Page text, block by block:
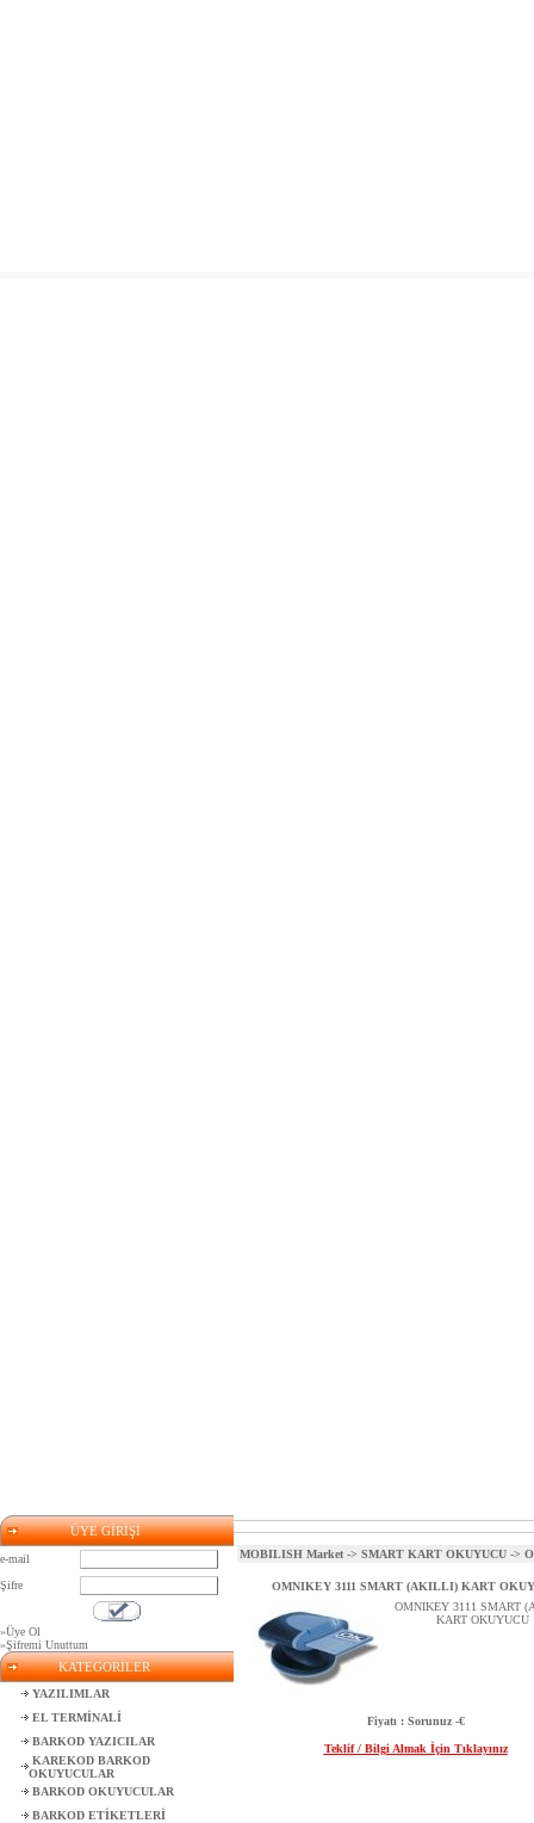
ÜYE GİRİŞİ
e-mail
Şifre
»Üye Ol
»Şifremi Unuttum
KATEGORİLER
YAZILIMLAR
EL TERMİNALİ
BARKOD YAZICILAR
KAREKOD BARKOD
OKUYUCULAR
BARKOD OKUYUCULAR
BARKOD ETİKETLERİ
MOBILISH Market -> SMART KART OKUYUCU ->
OMNIKEY 3111 SMART (AKILLI) KART
OMNIKEY 3111 SMART
KART OKUYUCU
Fiyatı : Sorunuz -€
Teklif / Bilgi Almak İçin Tıklayınız